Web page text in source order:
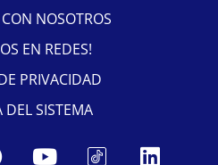
NOSOTROS
EN REDES!
PRIVACIDAD
DEL SISTEMA